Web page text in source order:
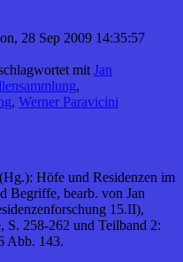
28 Sep 2009 14:35:57
mit Jan
,
, Werner Paravicini
Höfe und Residenzen im
Begriffe, bearb. von Jan
15.II),
258-262 und Teilband 2:
Abb. 143.